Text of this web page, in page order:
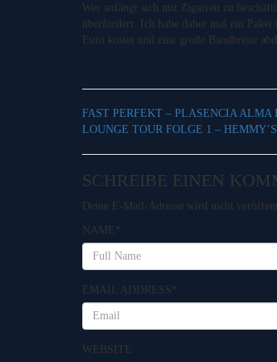
Wer anfängt sich mit Zigarren zu
überfordert. Ich habe daher mal ein
Euro kostet und eine große Bandbreite
FAST PERFEKT – PLASENCIA
LOUNGE TOUR FOLGE 1 –
SCHREIBE EINEN
Deine E-Mail-Adresse wird nicht
NAME *
EMAIL ADDRESS*
WEBSITE